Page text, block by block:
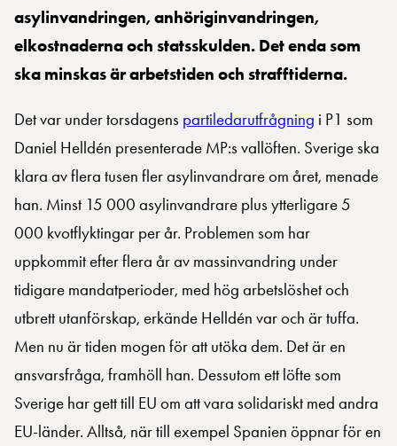
asylinvandringen, anhöriginvandringen,
elkostnaderna och statsskulden. Det enda som
ska minskas är arbetstiden och strafftiderna.
Det var under torsdagens partiledarutfrågning i P1 som
Daniel Helldén presenterade MP:s vallöften. Sverige ska
klara av flera tusen fler asylinvandrare om året, menade
han. Minst 15 000 asylinvandrare plus ytterligare 5
000 kvotflyktingar per år. Problemen som har
uppkommit efter flera år av massinvandring under
tidigare mandatperioder, med hög arbetslöshet och
utbrett utanförskap, erkände Helldén var och är tuffa.
Men nu är tiden mogen för att utöka dem. Det är en
ansvarsfråga, framhöll han. Dessutom ett löfte som
Sverige har gett till EU om att vara solidariskt med andra
EU-länder. Alltså, när till exempel Spanien öppnar för en